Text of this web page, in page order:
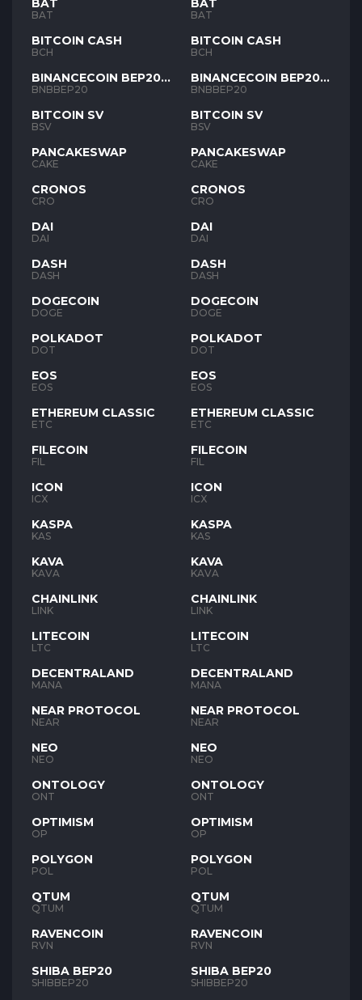
BAT
BAT
BITCOIN CASH
BCH
BINANCECOIN BEP20
BNB
BNBBEP20
BITCOIN SV
BSV
PANCAKESWAP
CAKE
CRONOS
CRO
DAI
DAI
DASH
DASH
DOGECOIN
DOGE
POLKADOT
DOT
EOS
EOS
ETHEREUM CLASSIC
ETC
FILECOIN
FIL
ICON
ICX
KASPA
KAS
KAVA
KAVA
CHAINLINK
LINK
LITECOIN
LTC
DECENTRALAND
MANA
NEAR PROTOCOL
NEAR
NEO
NEO
ONTOLOGY
ONT
OPTIMISM
OP
POLYGON
POL
QTUM
QTUM
RAVENCOIN
RVN
SHIBA BEP20
SHIBBEP20
BAT
BAT
BITCOIN CASH
BCH
BINANCECOIN BEP20
BNB
BNBBEP20
BITCOIN SV
BSV
PANCAKESWAP
CAKE
CRONOS
CRO
DAI
DAI
DASH
DASH
DOGECOIN
DOGE
POLKADOT
DOT
EOS
EOS
ETHEREUM CLASSIC
ETC
FILECOIN
FIL
ICON
ICX
KASPA
KAS
KAVA
KAVA
CHAINLINK
LINK
LITECOIN
LTC
DECENTRALAND
MANA
NEAR PROTOCOL
NEAR
NEO
NEO
ONTOLOGY
ONT
OPTIMISM
OP
POLYGON
POL
QTUM
QTUM
RAVENCOIN
RVN
SHIBA BEP20
SHIBBEP20